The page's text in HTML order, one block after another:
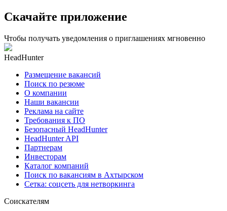
Скачайте приложение
Чтобы получать уведомления о приглашениях мгновенно
HeadHunter
Размещение вакансий
Поиск по резюме
О компании
Наши вакансии
Реклама на сайте
Требования к ПО
Безопасный HeadHunter
HeadHunter API
Партнерам
Инвесторам
Каталог компаний
Поиск по вакансиям в Ахтырском
Сетка: соцсеть для нетворкинга
Соискателям